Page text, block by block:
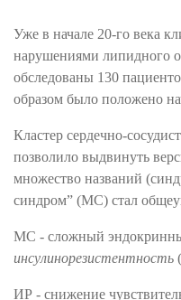
Уже в начале 20-го века
нарушениями липидного
обследованы 130
образом было положено
Кластер сердечно-
позволило выдвинуть
множество названий
синдром” (МС) стал
МС - сложный
инсулинорезистентность
ИР - снижение